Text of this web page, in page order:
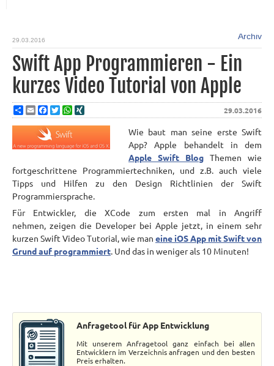
29.03.2016 Archiv
Swift App Programmieren - Ein
kurzes Video Tutorial von Apple
29.03.2016
ShareEmailFacebook
TwitterWhatsApp
Wie baut man seine erste Swift
App? Apple behandelt in dem
Apple Swift Blog Themen wie
fortgeschrittene Programmiertechniken, und z.B. auch viele
Tipps und Hilfen zu den Design Richtlinien der Swift
Programmiersprache.
Für Entwickler, die XCode zum ersten mal in Angriff
nehmen, zeigen die Developer bei Apple jetzt, in einem sehr
kurzen Swift Video Tutorial, wie man eine iOS App mit Swift von
Grund auf programmiert. Und das in weniger als 10 Minuten!
Anfragetool für App Entwicklung
Mit unserem Anfragetool ganz einfach bei allen
Entwicklern im Verzeichnis anfragen und den besten
Preis erhalten.